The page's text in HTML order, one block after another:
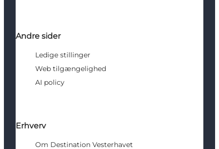
Andre sider
Ledige stillinger
Web tilgængelighed
AI policy
Erhverv
Om Destination Vesterhavet